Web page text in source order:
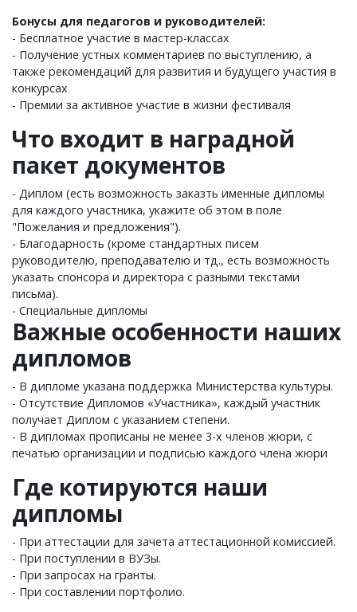
Бонусы для педагогов и руководителей:
- Бесплатное участие в мастер-классах
- Получение устных комментариев по выступлению, а
также рекомендаций для развития и будущего участия в
конкурсах
- Премии за активное участие в жизни фестиваля
Что входит в наградной
пакет документов
- Диплом (есть возможность заказть именные дипломы
для каждого участника, укажите об этом в поле
"Пожелания и предложения").
- Благодарность (кроме стандартных писем
руководителю, преподавателю и тд., есть возможность
указать спонсора и директора с разными текстами
письма).
- Специальные дипломы
Важные особенности наших
дипломов
- В дипломе указана поддержка Министерства культуры.
- Отсутствие Дипломов «Участника», каждый участник
получает Диплом с указанием степени.
- В дипломах прописаны не менее 3-х членов жюри, с
печатью организации и подписью каждого члена жюри
Где котируются наши
дипломы
- При аттестации для зачета аттестационной комиссией.
- При поступлении в ВУЗы.
- При запросах на гранты.
- При составлении портфолио.